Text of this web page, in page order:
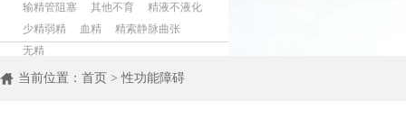
输精管阻塞 其他不育
精液不液化
少精弱精
血精
精索静脉曲张
无精
当前位置： 首页 >性功能障碍